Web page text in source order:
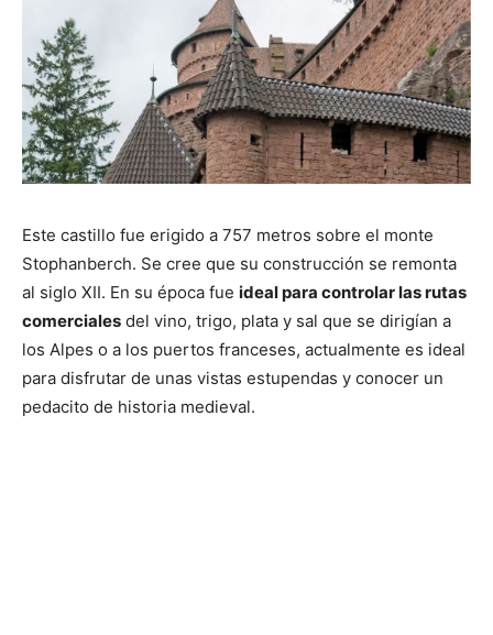
Este castillo fue erigido a 757 metros sobre el monte
Stophanberch. Se cree que su construcción se remonta
al siglo XII. En su época fue ideal para controlar las rutas
comerciales del vino, trigo, plata y sal que se dirigían a
los Alpes o a los puertos franceses, actualmente es ideal
para disfrutar de unas vistas estupendas y conocer un
pedacito de historia medieval.